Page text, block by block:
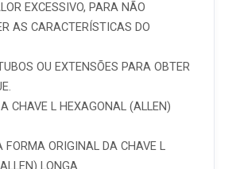
EXCESSIVO, PARA NÃO
AS CARACTERÍSTICAS DO
OU EXTENSÕES PARA OBTER
CHAVE L HEXAGONAL (ALLEN)
FORMA ORIGINAL DA CHAVE L
LONGA.